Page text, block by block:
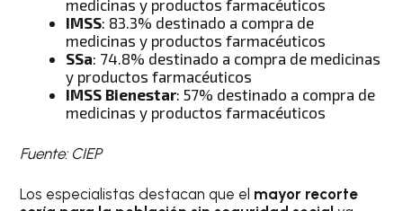
medicinas y productos farmacéuticos
IMSS: 83.3% destinado a compra de
medicinas y productos farmacéuticos
SSa: 74.8% destinado a compra de medicinas
y productos farmacéuticos
IMSS Bienestar: 57% destinado a compra de
medicinas y productos farmacéuticos
Fuente: CIEP
Los especialistas destacan que el mayor recorte